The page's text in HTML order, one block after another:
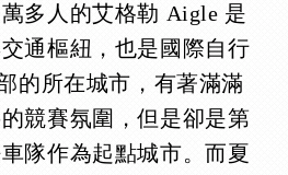
多人的艾格勒 Aigle 是
通樞紐，也是國際自行
的所在城市，有著滿滿
競賽氛圍，但是卻是第
隊作為起點城市。而夏